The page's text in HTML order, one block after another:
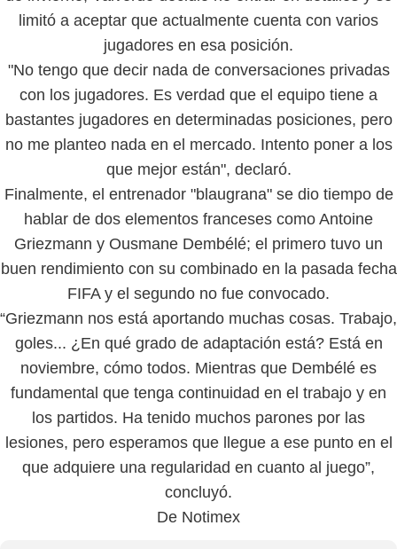
limitó a aceptar que actualmente cuenta con varios
jugadores en esa posición.
"No tengo que decir nada de conversaciones privadas
con los jugadores. Es verdad que el equipo tiene a
bastantes jugadores en determinadas posiciones, pero
no me planteo nada en el mercado. Intento poner a los
que mejor están", declaró.
Finalmente, el entrenador "blaugrana" se dio tiempo de
hablar de dos elementos franceses como Antoine
Griezmann y Ousmane Dembélé; el primero tuvo un
buen rendimiento con su combinado en la pasada fecha
FIFA y el segundo no fue convocado.
“Griezmann nos está aportando muchas cosas. Trabajo,
goles... ¿En qué grado de adaptación está? Está en
noviembre, cómo todos. Mientras que Dembélé es
fundamental que tenga continuidad en el trabajo y en
los partidos. Ha tenido muchos parones por las
lesiones, pero esperamos que llegue a ese punto en el
que adquiere una regularidad en cuanto al juego”,
concluyó.
De Notimex